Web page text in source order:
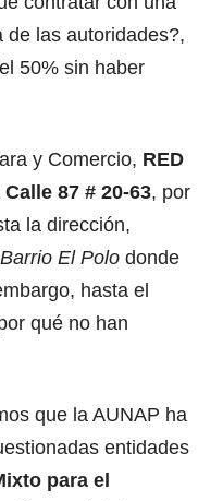
de las autoridades?,
50% sin haber
y Comercio, RED
87 # 20-63, por
la dirección,
Barrio El Polo donde
hasta el
qué no han
que la AUNAP ha
entidades
para el